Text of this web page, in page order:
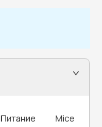
Питание Mice